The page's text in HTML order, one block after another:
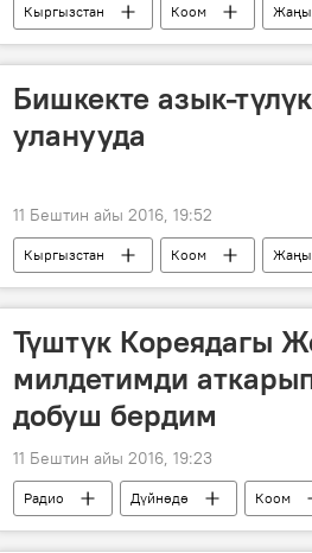
Кыргызстан Коом
Жергиликтүү кеңештерге шайлоолор
Бишкекте азык-
уланууда
11 Бештин айы 2016, 19:52
Кыргызстан Коом
азык-түлүк
жарманке
Түштүк Кореядагы
милдетимди
добуш бердим
11 Бештин айы 2016, 19:23
Радио Дүйнөдө Коом
мекендештер
Референдум жолу